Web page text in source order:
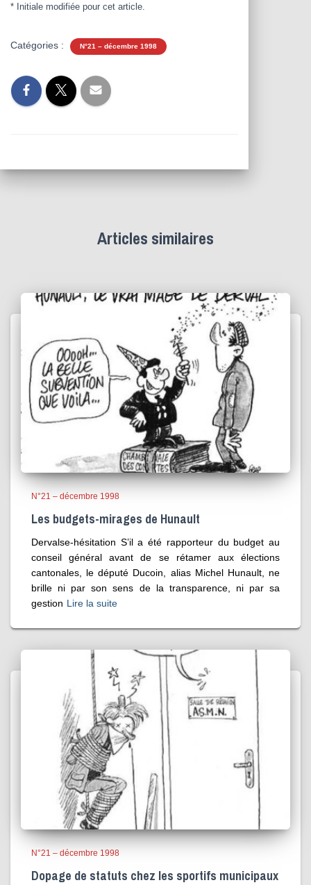
* Initiale modifiée pour cet article.
Catégories : N°21 – décembre 1998
Articles similaires
N°21 – décembre 1998
Les budgets-mirages de Hunault
Dervalse-hésitation S’il a été rapporteur du budget au
conseil général avant de se rétamer aux élections
cantonales, le député Ducoin, alias Michel Hunault, ne
brille ni par son sens de la transparence, ni par sa
gestion Lire la suite
N°21 – décembre 1998
Dopage de statuts chez les sportifs municipaux